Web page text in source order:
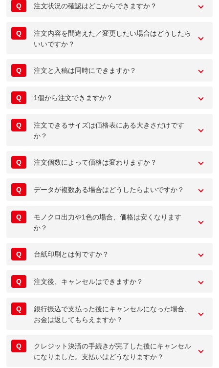
Q 注文状況の確認はどこからできますか？
Q
注文内容を間違えた／変更したい場合はどうしたら
いいですか？
Q 注文と入稿は同時にできますか？
Q 1個から注文できますか？
Q
注文できるサイズは価格表にある大きさだけです
か？
Q 注文個数によって価格は変わりますか？
Q データが複数ある場合はどうしたらよいですか？
Q
モノクロ出力や1色の場合、価格は安くなります
か？
Q 台紙印刷とは何ですか？
Q 注文後、キャンセルはできますか？
Q
銀行振込で支払った後にキャンセルになった場合、
お金は返してもらえますか？
Q
クレジット決済の手続きが完了した後にキャンセル
になりました。支払いはどうなりますか？